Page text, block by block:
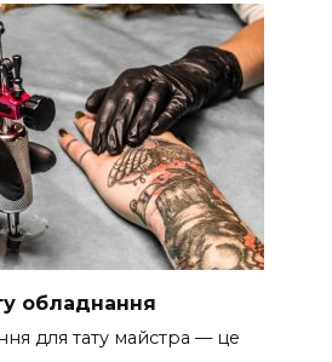
обладнання
для тату майстра — це